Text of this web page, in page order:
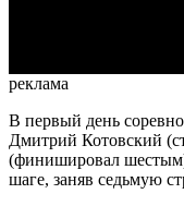
реклама
В первый день
Дмитрий Котовский
(финишировал
шаге, заняв седьмую